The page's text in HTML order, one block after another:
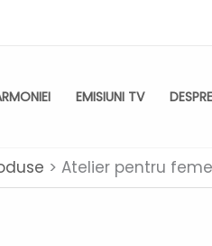
EMISIUNI TV DESPRE
Atelier pentru